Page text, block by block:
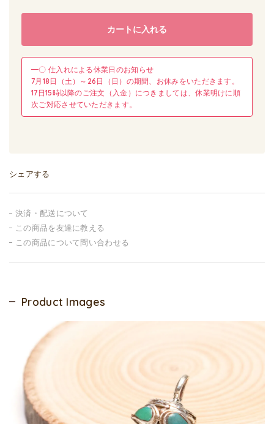
カートに入れる
━〇 仕入れによる休業日のお知らせ
7月18日（土）～26日（日）の期間、お休みをいただきます。
17日15時以降のご注文（入金）につきましては、休業明けに順
次ご対応させていただきます。
シェアする
決済・配送について
この商品を友達に教える
この商品について問い合わせる
Product Images